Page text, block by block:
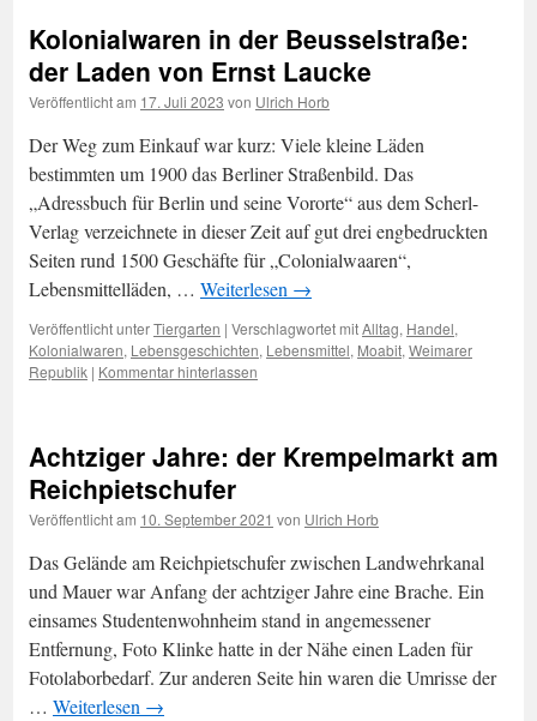
Kolonialwaren in der Beusselstraße:
der Laden von Ernst Laucke
Veröffentlicht am 17. Juli 2023 von Ulrich Horb
Der Weg zum Einkauf war kurz: Viele kleine Läden
bestimmten um 1900 das Berliner Straßenbild. Das
„Adressbuch für Berlin und seine Vororte“ aus dem Scherl-
Verlag verzeichnete in dieser Zeit auf gut drei engbedruckten
Seiten rund 1500 Geschäfte für „Colonialwaaren“,
Lebensmittelläden, … Weiterlesen →
Veröffentlicht unterTiergarten | Verschlagwortet mitAlltag, Handel,
Kolonialwaren, Lebensgeschichten, Lebensmittel, Moabit, Weimarer
Republik | Kommentar hinterlassen
Achtziger Jahre: der Krempelmarkt am
Reichpietschufer
Veröffentlicht am 10. September 2021 von Ulrich Horb
Das Gelände am Reichpietschufer zwischen Landwehrkanal
und Mauer war Anfang der achtziger Jahre eine Brache. Ein
einsames Studentenwohnheim stand in angemessener
Entfernung, Foto Klinke hatte in der Nähe einen Laden für
Fotolaborbedarf. Zur anderen Seite hin waren die Umrisse der
… Weiterlesen →